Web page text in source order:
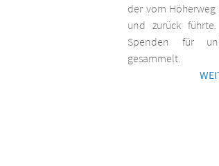
der vom
und zurück
Spenden für
gesammelt.